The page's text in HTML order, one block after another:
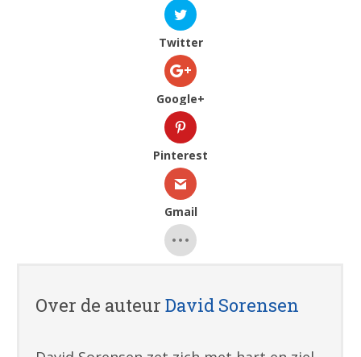
Twitter
Google+
Pinterest
Gmail
Over de auteurDavid Sorensen